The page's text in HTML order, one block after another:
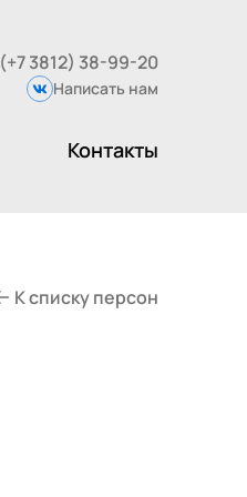
(+7 3812) 38-99-20
Вконтакте
Написать нам
Контакты
К списку персон